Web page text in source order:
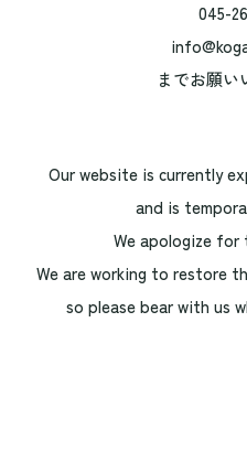
045-
までお願い
Our website is currently
and is
We apologize for
We are working to restore
so please bear with us